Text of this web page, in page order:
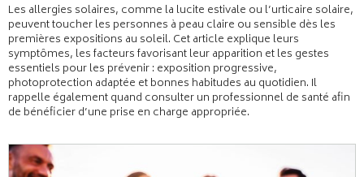
Les allergies solaires, comme la lucite estivale ou l’urticaire solaire,
peuvent toucher les personnes à peau claire ou sensible dès les
premières expositions au soleil. Cet article explique leurs
symptômes, les facteurs favorisant leur apparition et les gestes
essentiels pour les prévenir : exposition progressive,
photoprotection adaptée et bonnes habitudes au quotidien. Il
rappelle également quand consulter un professionnel de santé afin
de bénéficier d’une prise en charge appropriée.